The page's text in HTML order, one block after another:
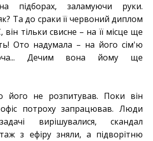
підборах, заламуючи руки.
Та до сраки її червоний диплом
тільки свисне – на її місце ще
Ото надумала – на його сім'ю
Дечим вона йому ще
його не розпитував. Поки він
офіс потроху запрацював. Люди
вирішувалися, скандал
з ефіру зняли, а підворітню